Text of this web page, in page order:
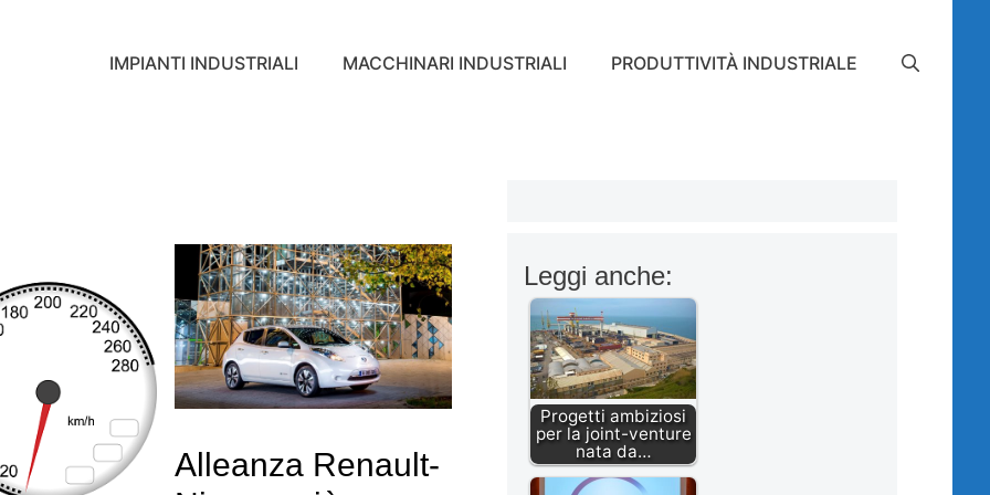
IMPIANTI INDUSTRIALI MACCHINARI INDUSTRIALI PRODUTTIVITÀ INDUSTRIALE
Alleanza Renault-
Leggi anche:
Progetti ambiziosi
per la joint-venture
nata da…